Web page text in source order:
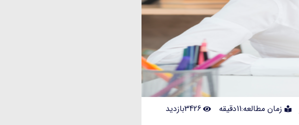
زمان مطالعه:11دقیقه 3426بازدید